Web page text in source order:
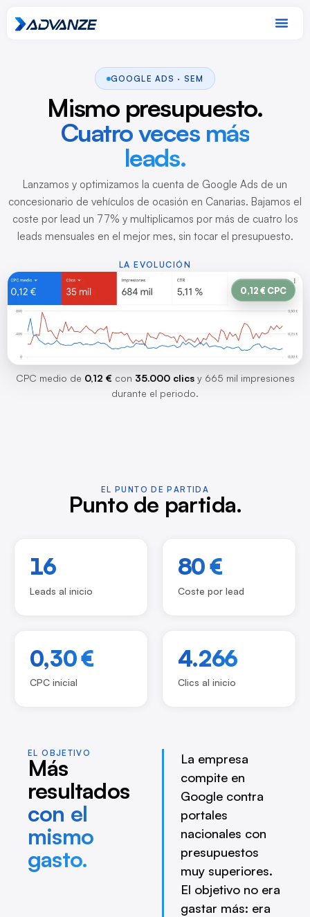
GOOGLE ADS · SEM
Mismo presupuesto.
Cuatro veces más
leads.
Lanzamos y optimizamos la cuenta de Google Ads de un
concesionario de vehículos de ocasión en Canarias. Bajamos el
coste por lead un 77% y multiplicamos por más de cuatro los
leads mensuales en el mejor mes, sin tocar el presupuesto.
LA EVOLUCIÓN
0,12 € CPC
CPC medio de 0,12 € con 35.000 clicsy 665 mil impresiones
durante el periodo.
EL PUNTO DE PARTIDA
Punto de partida.
16
Leads al inicio
80 €
Coste por lead
0,30 €
CPC inicial
4.266
Clics al inicio
EL OBJETIVO
Más
resultados
con el
mismo
gasto.
La empresa
compite en
Google contra
portales
nacionales con
presupuestos
muy superiores.
El objetivo no era
gastar más: era